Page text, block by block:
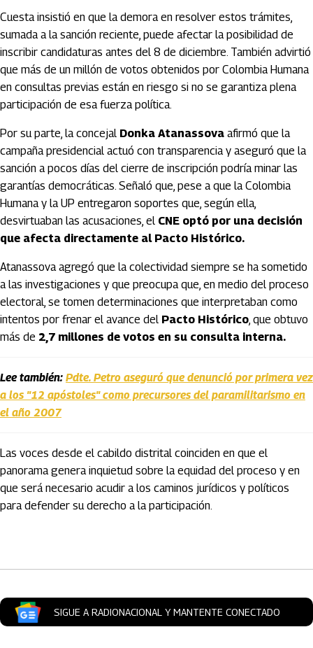
Cuesta insistió en que la demora en resolver estos trámites,
sumada a la sanción reciente, puede afectar la posibilidad de
inscribir candidaturas antes del 8 de diciembre. También advirtió
que más de un millón de votos obtenidos por Colombia Humana
en consultas previas están en riesgo si no se garantiza plena
participación de esa fuerza política.
Por su parte, la concejal Donka Atanassova afirmó que la
campaña presidencial actuó con transparencia y aseguró que la
sanción a pocos días del cierre de inscripción podría minar las
garantías democráticas. Señaló que, pese a que la Colombia
Humana y la UP entregaron soportes que, según ella,
desvirtuaban las acusaciones, el CNE optó por una decisión
que afecta directamente al Pacto Histórico.
Atanassova agregó que la colectividad siempre se ha sometido
a las investigaciones y que preocupa que, en medio del proceso
electoral, se tomen determinaciones que interpretaban como
intentos por frenar el avance del Pacto Histórico, que obtuvo
más de 2,7 millones de votos en su consulta interna.
Lee también: Pdte. Petro aseguró que denunció por primera vez
a los "12 apóstoles" como precursores del paramilitarismo en
el año 2007
Las voces desde el cabildo distrital coinciden en que el
panorama genera inquietud sobre la equidad del proceso y en
que será necesario acudir a los caminos jurídicos y políticos
para defender su derecho a la participación.
SIGUE A RADIONACIONAL Y MANTENTE CONECTADO